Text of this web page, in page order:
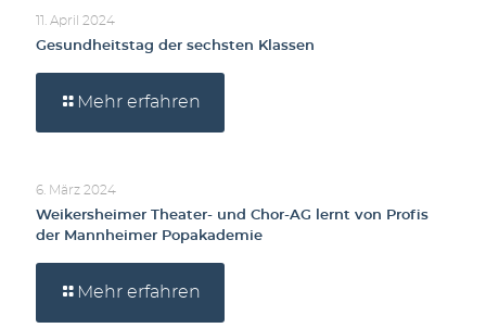
11. April 2024
Gesundheitstag der sechsten Klassen
Mehr erfahren
6. März 2024
Weikersheimer Theater- und Chor-AG lernt von Profis
der Mannheimer Popakademie
Mehr erfahren